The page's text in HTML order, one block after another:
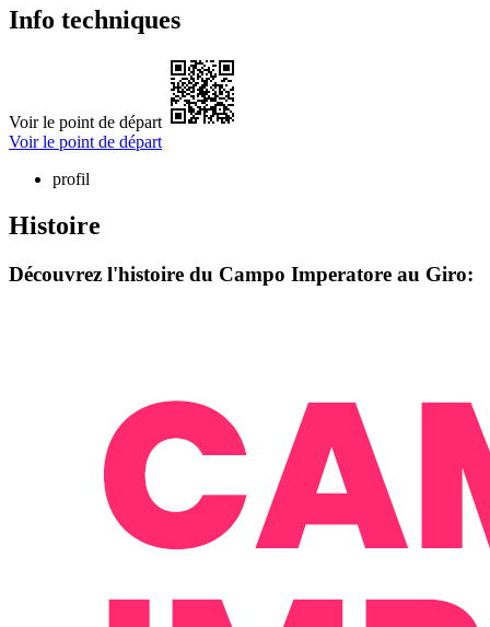
Info techniques
Voir le point de départ
Voir le point de départ
profil
Histoire
Découvrez l'histoire du Campo Imperatore au Giro: